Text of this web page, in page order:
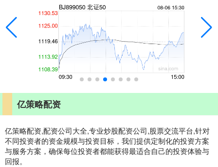
亿策略配资
亿策略配资,配资公司大全,专业炒股配资公司,股票交流平台,针对
不同投资者的资金规模与投资目标，我们提供定制化的投资方案
与服务方案，确保每位投资者都能获得最适合自己的投资体验与
回报。